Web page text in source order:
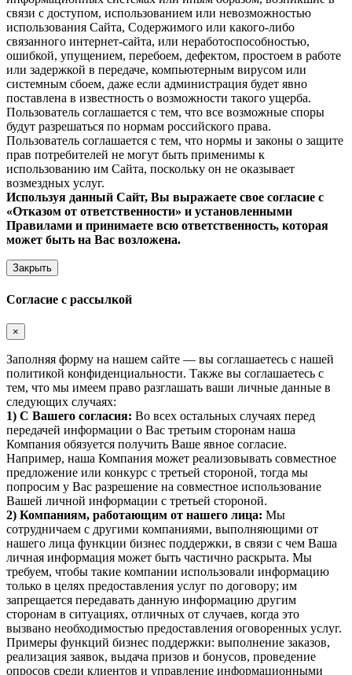
связи с доступом, использованием или невозможностью
использования Сайта, Содержимого или какого-либо
связанного интернет-сайта, или неработоспособностью,
ошибкой, упущением, перебоем, дефектом, простоем в работе
или задержкой в передаче, компьютерным вирусом или
системным сбоем, даже если администрация будет явно
поставлена в известность о возможности такого ущерба.
Пользователь соглашается с тем, что все возможные споры
будут разрешаться по нормам российского права.
Пользователь соглашается с тем, что нормы и законы о защите
прав потребителей не могут быть применимы к
использованию им Сайта, поскольку он не оказывает
возмездных услуг.
Используя данный Сайт, Вы выражаете свое согласие с
«Отказом от ответственности» и установленными
Правилами и принимаете всю ответственность, которая
может быть на Вас возложена.
Закрыть
Согласие с рассылкой
×
Заполняя форму на нашем сайте — вы соглашаетесь с нашей
политикой конфиденциальности. Также вы соглашаетесь с
тем, что мы имеем право разглашать ваши личные данные в
следующих случаях:
1) С Вашего согласия: Во всех остальных случаях перед
передачей информации о Вас третьим сторонам наша
Компания обязуется получить Ваше явное согласие.
Например, наша Компания может реализовывать совместное
предложение или конкурс с третьей стороной, тогда мы
попросим у Вас разрешение на совместное использование
Вашей личной информации с третьей стороной.
2) Компаниям, работающим от нашего лица: Мы
сотрудничаем с другими компаниями, выполняющими от
нашего лица функции бизнес поддержки, в связи с чем Ваша
личная информация может быть частично раскрыта. Мы
требуем, чтобы такие компании использовали информацию
только в целях предоставления услуг по договору; им
запрещается передавать данную информацию другим
сторонам в ситуациях, отличных от случаев, когда это
вызвано необходимостью предоставления оговоренных услуг.
Примеры функций бизнес поддержки: выполнение заказов,
реализация заявок, выдача призов и бонусов, проведение
опросов среди клиентов и управление информационными